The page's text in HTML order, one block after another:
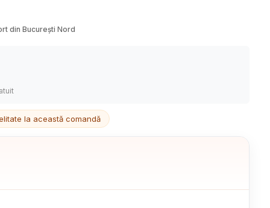
din București Nord
la această comandă